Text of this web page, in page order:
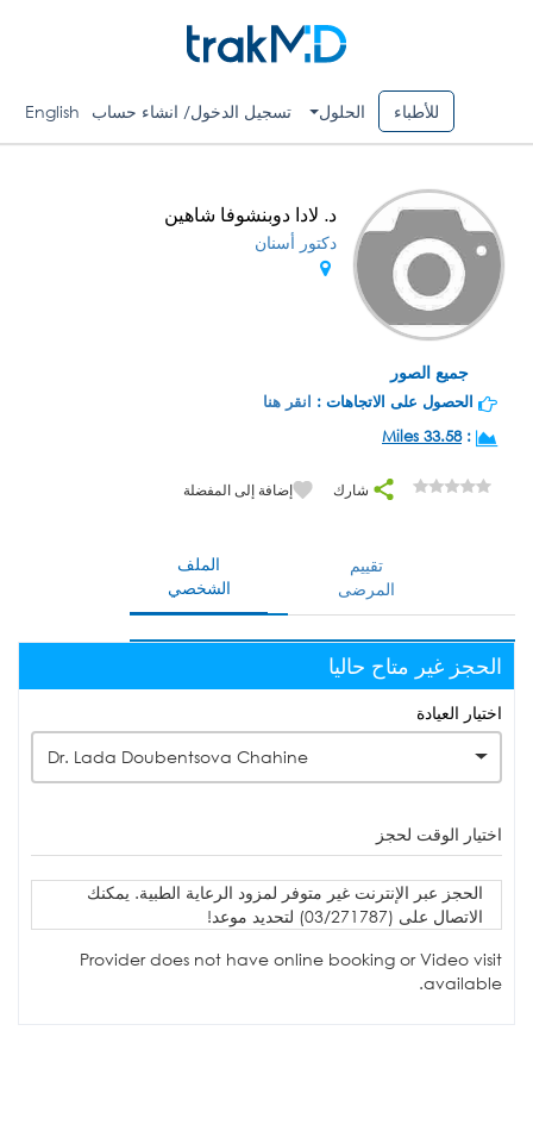
للأطباء الحلول تسجيل الدخول/ انشاء حساب English
جميع الصور
د. لادا دوبنشوفا شاهين
دكتور أسنان
الحصول على الاتجاهات : انقر هنا
:
33.58 Miles
شارك إضافة إلى المفضلة
الملف
الشخصي
تقييم
المرضى
الحجز غير متاح حاليا
اختيار العيادة
Dr. Lada Doubentsova Chahine
اختيار الوقت لحجز
الحجز عبر الإنترنت غير متوفر لمزود الرعاية الطبية. يمكنك
الاتصال على (03/271787) لتحديد موعد!
Provider does not have online booking or Video visit
available.